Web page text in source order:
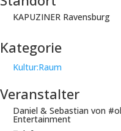
KAPUZINER Ravensburg
Kategorie
Kultur:Raum
Veranstalter
Daniel & Sebastian von
Entertainment